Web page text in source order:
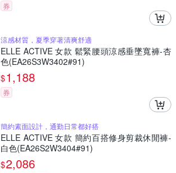
券
涼感材質，夏季穿著清爽舒適
ELLE ACTIVE 女款 鬆緊腰頭涼感垂墜寬褲-杏
色(EA26S3W3402#91)
$1,188
券
簡約素面設計，通勤日常都好搭
ELLE ACTIVE 女款 簡約百搭修身剪裁休閒褲-
白色(EA26S2W3404#91)
$2,086